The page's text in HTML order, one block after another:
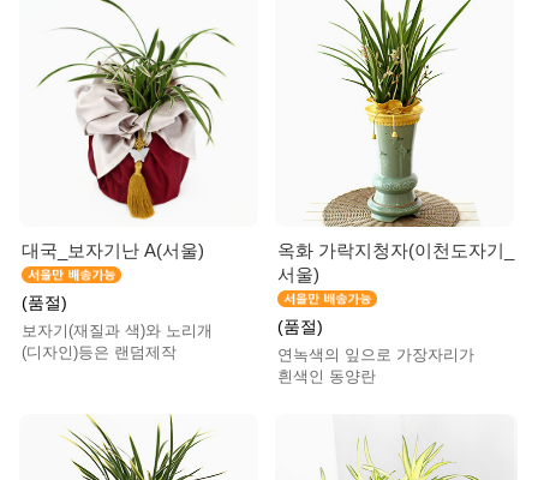
대국_보자기난 A(서울)
(품절)
보자기(재질과 색)와 노리개
(디자인)등은 랜덤제작
옥화 가락지청자(이천도자기_
서울)
(품절)
연녹색의 잎으로 가장자리가
흰색인 동양란